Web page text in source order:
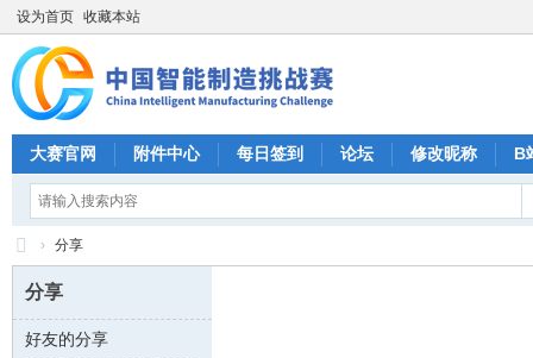
设为首页 收藏本站
大赛官网 附件中心 每日签到 论坛 修改昵称 B
CI
M
C
› 分享
分享
好友的分享